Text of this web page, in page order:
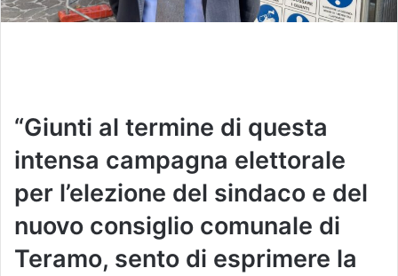
“Giunti al termine di questa
intensa campagna elettorale
per l’elezione del sindaco e del
nuovo consiglio comunale di
Teramo, sento di esprimere la